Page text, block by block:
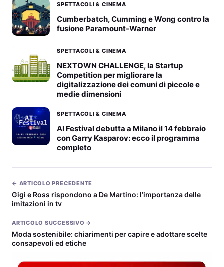
SPETTACOLI & CINEMA
Cumberbatch, Cumming e Wong contro la
fusione Paramount-Warner
SPETTACOLI & CINEMA
NEXTOWN CHALLENGE, la Startup
Competition per migliorare la
digitalizzazione dei comuni di piccole e
medie dimensioni
SPETTACOLI & CINEMA
AI Festival debutta a Milano il 14 febbraio
con Garry Kasparov: ecco il programma
completo
← ARTICOLO PRECEDENTE
Gigi e Ross rispondono a De Martino: l’importanza delle
imitazioni in tv
ARTICOLO SUCCESSIVO →
Moda sostenibile: chiarimenti per capire e adottare scelte
consapevoli ed etiche